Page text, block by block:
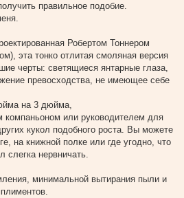
правильное подобие.
Робертом Тоннером
эта тонко отлитая смоляная версия
черты: светящиеся янтарные глаза,
превосходства, не имеющее себе
на 3 дюйма,
компаньоном или руководителем для
кукол подобного роста. Вы можете
на книжной полке или где угодно, что
слегка нервничать.
минимальной вытирания пыли и